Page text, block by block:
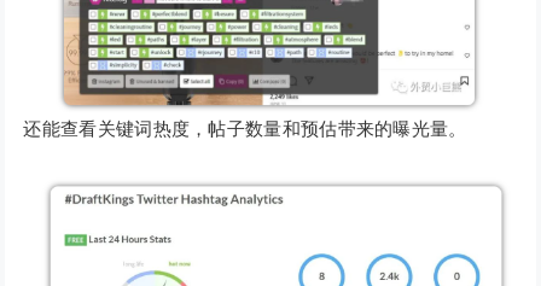
还能查看关键词热度，帖子数量和预估带来的曝光量。